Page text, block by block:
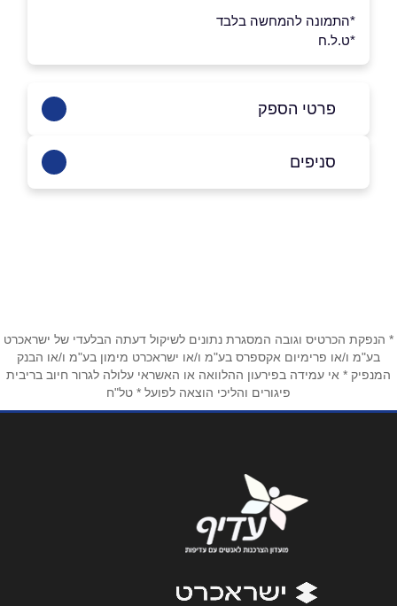
*התמונה להמחשה בלבד
*ט.ל.ח
פרטי הספק
אימייל *
סניפים
* הנפקת הכרטיס וגובה המסגרת נתונים לשיקול דעתה הבלעדי של ישראכרט
בע"מ ו/או פרימיום אקספרס בע"מ ו/או ישראכרט מימון בע"מ ו/או הבנק
המנפיק * אי עמידה בפירעון ההלוואה או האשראי עלולה לגרור חיוב בריבית
פיגורים והליכי הוצאה לפועל * טל"ח